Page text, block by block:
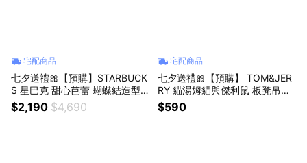
宅配商品
七夕送禮🎀【預購】STARBUCK
S 星巴克 甜心芭蕾 蝴蝶結造型
玻璃吸管杯 635ML 生日快樂 生
日禮物 情人節快樂
$2,190 $4,690
宅配商品
七夕送禮🎀【預購】 TOM&JER
RY 貓湯姆貓與傑利鼠 板凳吊飾
毛絨掛件 娃娃 生日禮物 生日快
樂 情人節禮物 情人節快樂
$590